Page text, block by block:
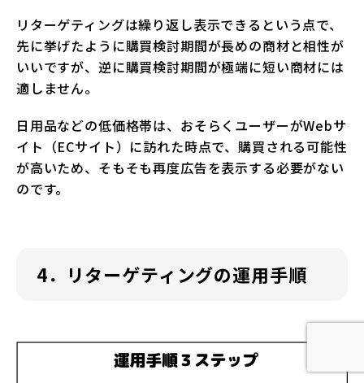
リターゲティングは繰り返し表示できるという点で、
先に挙げたように購買検討期間が長めの商材と相性が
いいですが、逆に購買検討期間が極端に短い商材には
適しません。
日用品などの低価格帯は、おそらくユーザーがWebサ
イト（ECサイト）に訪れた時点で、購買される可能性
が高いため、そもそも再度広告を表示する必要がない
のです。
4．リターゲティングの運用手順